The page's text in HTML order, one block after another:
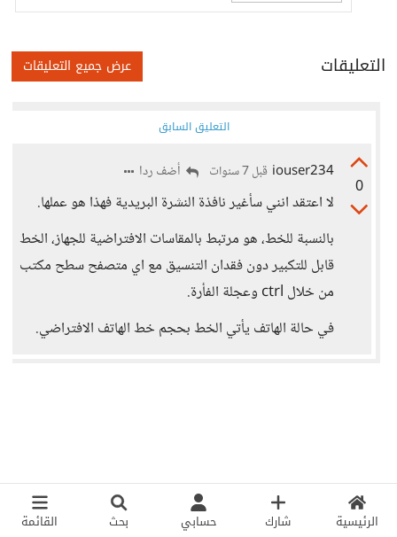
الرئيسية شارك حسابي بحث القائمة
يتضمن “رأياً” منذ فترة طويلة، مقالي الأخير
التعليقات عرض جميع التعليقات
التعليق السابق
0
iouser234 قبل 7 سنوات أضف ردا
لا اعتقد انني سأغير نافذة النشرة البريدية فهذا هو عملها.
بالنسبة للخط، هو مرتبط بالمقاسات الافتراضية للجهاز، الخط
قابل للتكبير دون فقدان التنسيق مع اي متصفح سطح مكتب
من خلال ctrl وعجلة الفأرة.
في حالة الهاتف يأتي الخط بحجم خط الهاتف الافتراضي.